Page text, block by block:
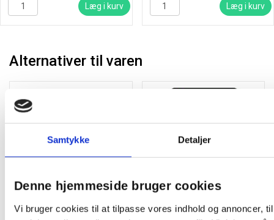
Samtykke Detaljer
Denne hjemmeside bruger cookies
Vi bruger cookies til at tilpasse vores indhold og annoncer,
Læg i kurv Læg i kurv
Alternativer til varen
HP original printerhoved til
HP 7305 og 7005 printer
HP original blækpatron 912
Ink Cartridge sort